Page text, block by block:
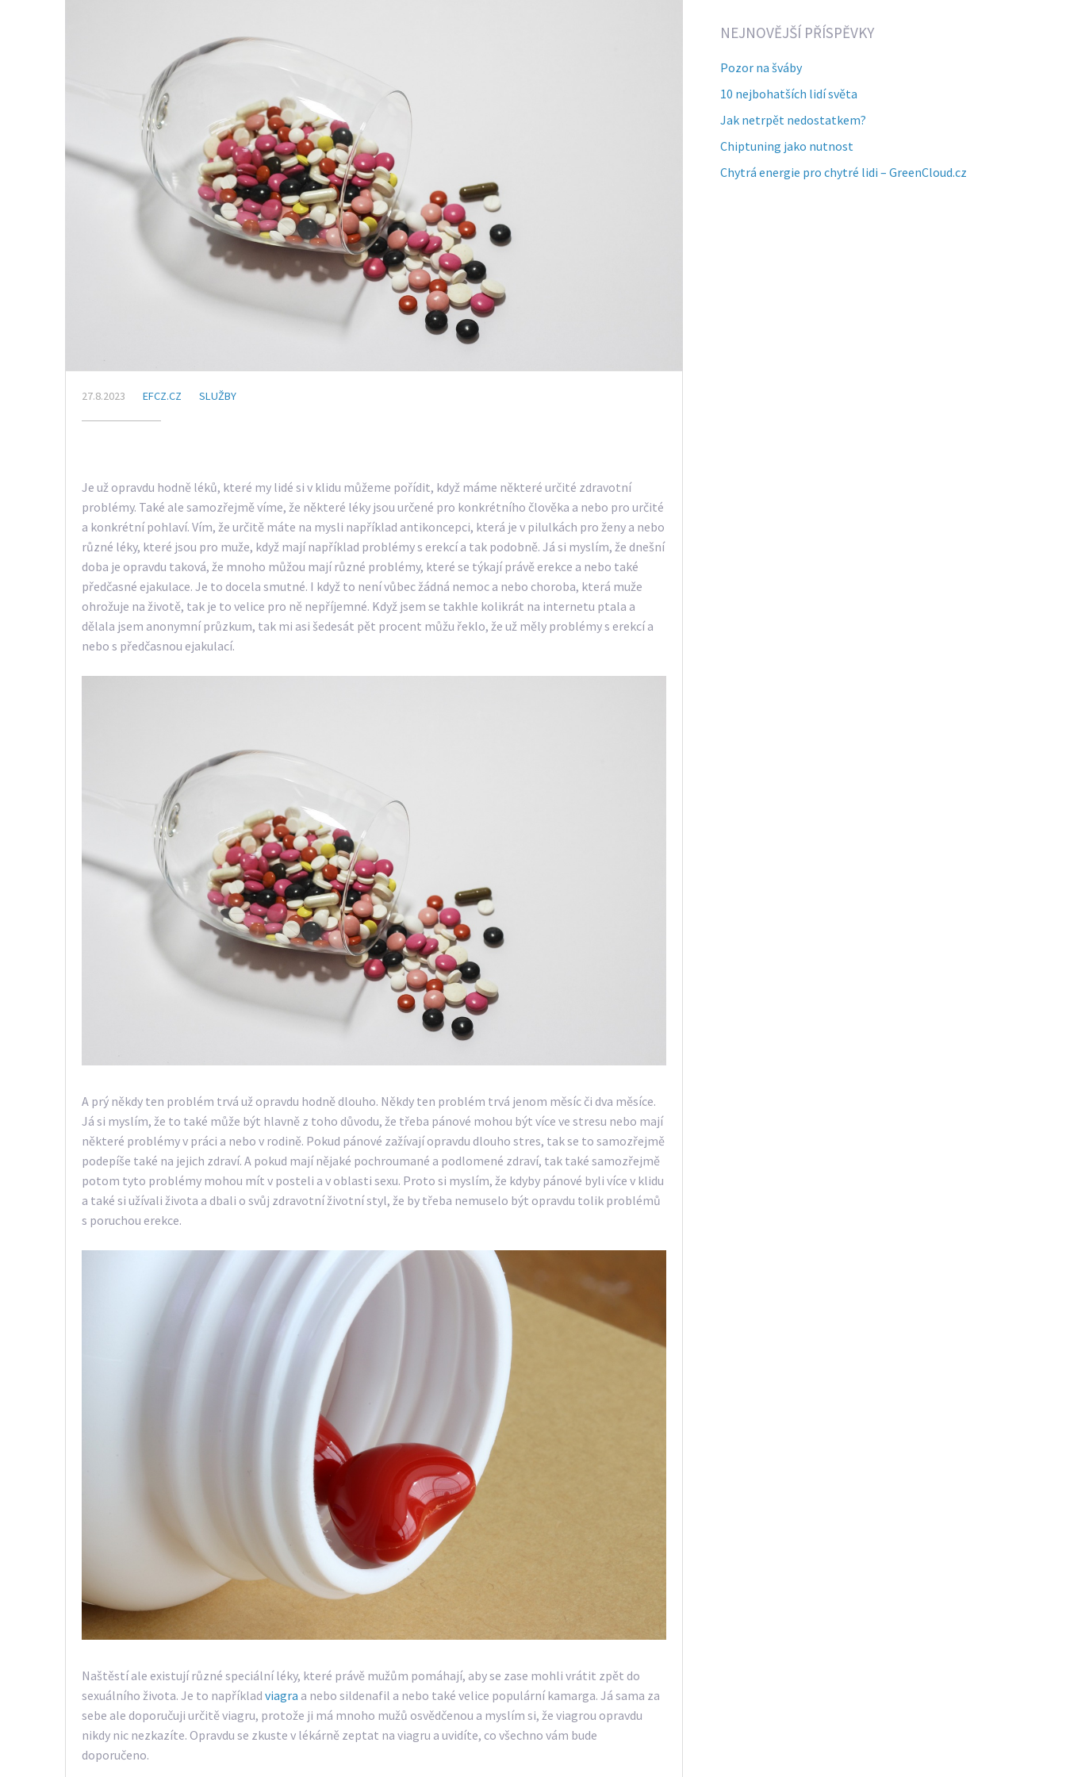
27.8.2023 EFCZ.CZ SLUŽBY
Je už opravdu hodně léků, které my lidé si v klidu můžeme pořídit, když máme některé určité zdravotní
problémy. Také ale samozřejmě víme, že některé léky jsou určené pro konkrétního člověka a nebo pro určité
a konkrétní pohlaví. Vím, že určitě máte na mysli například antikoncepci, která je v pilulkách pro ženy a nebo
různé léky, které jsou pro muže, když mají například problémy s erekcí a tak podobně. Já si myslím, že dnešní
doba je opravdu taková, že mnoho můžou mají různé problémy, které se týkají právě erekce a nebo také
předčasné ejakulace. Je to docela smutné. I když to není vůbec žádná nemoc a nebo choroba, která muže
ohrožuje na životě, tak je to velice pro ně nepříjemné. Když jsem se takhle kolikrát na internetu ptala a
dělala jsem anonymní průzkum, tak mi asi šedesát pět procent můžu řeklo, že už měly problémy s erekcí a
nebo s předčasnou ejakulací.
A prý někdy ten problém trvá už opravdu hodně dlouho. Někdy ten problém trvá jenom měsíc či dva měsíce.
Já si myslím, že to také může být hlavně z toho důvodu, že třeba pánové mohou být více ve stresu nebo mají
některé problémy v práci a nebo v rodině. Pokud pánové zažívají opravdu dlouho stres, tak se to samozřejmě
podepíše také na jejich zdraví. A pokud mají nějaké pochroumané a podlomené zdraví, tak také samozřejmě
potom tyto problémy mohou mít v posteli a v oblasti sexu. Proto si myslím, že kdyby pánové byli více v klidu
a také si užívali života a dbali o svůj zdravotní životní styl, že by třeba nemuselo být opravdu tolik problémů
s poruchou erekce.
Naštěstí ale existují různé speciální léky, které právě mužům pomáhají, aby se zase mohli vrátit zpět do
sexuálního života. Je to například viagra a nebo sildenafil a nebo také velice populární kamarga. Já sama za
sebe ale doporučuji určitě viagru, protože ji má mnoho mužů osvědčenou a myslím si, že viagrou opravdu
nikdy nic nezkazíte. Opravdu se zkuste v lékárně zeptat na viagru a uvidíte, co všechno vám bude
doporučeno.
NEJNOVĚJŠÍ PŘÍSPĚVKY
Pozor na šváby
10 nejbohatších lidí světa
Jak netrpět nedostatkem?
Chiptuning jako nutnost
Chytrá energie pro chytré lidi – GreenCloud.cz